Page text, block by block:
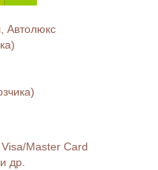
Автолюкс
Master Card
др.